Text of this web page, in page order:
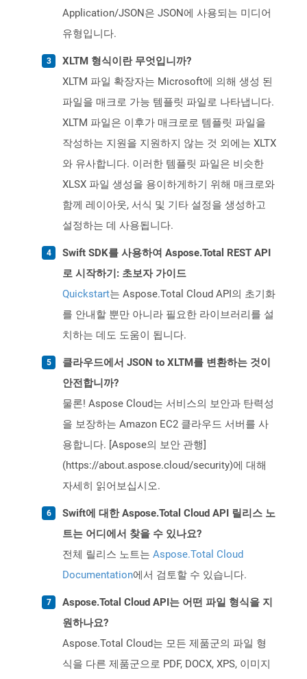
Application/JSON은 JSON에 사용되는 미디어
유형입니다.
XLTM 형식이란 무엇입니까?
XLTM 파일 확장자는 Microsoft에 의해 생성 된
파일을 매크로 가능 템플릿 파일로 나타냅니다.
XLTM 파일은 이후가 매크로로 템플릿 파일을
작성하는 지원을 지원하지 않는 것 외에는 XLTX
와 유사합니다. 이러한 템플릿 파일은 비슷한
XLSX 파일 생성을 용이하게하기 위해 매크로와
함께 레이아웃, 서식 및 기타 설정을 생성하고
설정하는 데 사용됩니다.
Swift SDK를 사용하여 Aspose.Total REST API
로 시작하기: 초보자 가이드
Quickstart는 Aspose.Total Cloud API의 초기화
를 안내할 뿐만 아니라 필요한 라이브러리를 설
치하는 데도 도움이 됩니다.
클라우드에서 JSON to XLTM를 변환하는 것이
안전합니까?
물론! Aspose Cloud는 서비스의 보안과 탄력성
을 보장하는 Amazon EC2 클라우드 서버를 사
용합니다. [Aspose의 보안 관행]
(https://about.aspose.cloud/security)에 대해
자세히 읽어보십시오.
Swift에 대한 Aspose.Total Cloud API 릴리스 노
트는 어디에서 찾을 수 있나요?
전체 릴리스 노트는 Aspose.Total Cloud
Documentation에서 검토할 수 있습니다.
Aspose.Total Cloud API는 어떤 파일 형식을 지
원하나요?
Aspose.Total Cloud는 모든 제품군의 파일 형
식을 다른 제품군으로 PDF, DOCX, XPS, 이미지